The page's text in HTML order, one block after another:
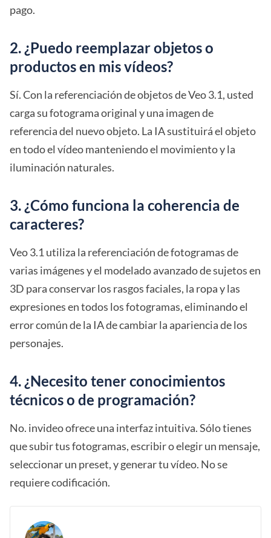
pago.
2. ¿Puedo reemplazar objetos o
productos en mis vídeos?
Sí. Con la referenciación de objetos de Veo 3.1, usted
carga su fotograma original y una imagen de
referencia del nuevo objeto. La IA sustituirá el objeto
en todo el vídeo manteniendo el movimiento y la
iluminación naturales.
3. ¿Cómo funciona la coherencia de
caracteres?
Veo 3.1 utiliza la referenciación de fotogramas de
varias imágenes y el modelado avanzado de sujetos en
3D para conservar los rasgos faciales, la ropa y las
expresiones en todos los fotogramas, eliminando el
error común de la IA de cambiar la apariencia de los
personajes.
4. ¿Necesito tener conocimientos
técnicos o de programación?
No. invideo ofrece una interfaz intuitiva. Sólo tienes
que subir tus fotogramas, escribir o elegir un mensaje,
seleccionar un preset, y generar tu vídeo. No se
requiere codificación.